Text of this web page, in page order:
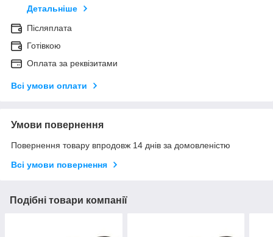
Детальніше
Післяплата
Готівкою
Оплата за реквізитами
Всі умови оплати
Умови повернення
Повернення товару впродовж 14 днів за домовленістю
Всі умови повернення
Подібні товари компанії